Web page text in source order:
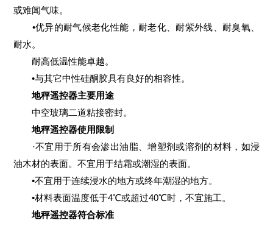
或难闻气味。
•优异的耐气候老化性能，耐老化、耐紫外线、耐臭氧、
耐水。
耐高低温性能卓越。
•与其它中性硅酮胶具有良好的相容性。
地秤遥控器主要用途
中空玻璃二道粘接密封。
地秤遥控器使用限制
·不宜用于所有会渗出油脂、增塑剂或溶剂的材料，如浸
油木材的表面。不宜用于结霜或潮湿的表面。
•不宜用于连续浸水的地方或终年潮湿的地方。
•材料表面温度低于4℃或超过40℃时，不宜施工。
地秤遥控器符合标准